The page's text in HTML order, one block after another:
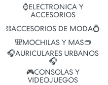
⌚ELECTRONICA Y
ACCESORIOS
⛓️ACCESORIOS DE MODA💍
🎒MOCHILAS Y MAS👝
🎧AURICULARES URBANOS
🎧
🎮CONSOLAS Y
VIDEOJUEGOS